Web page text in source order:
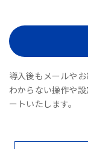
導入後もメールやお
わからない操作や
ートいたします。